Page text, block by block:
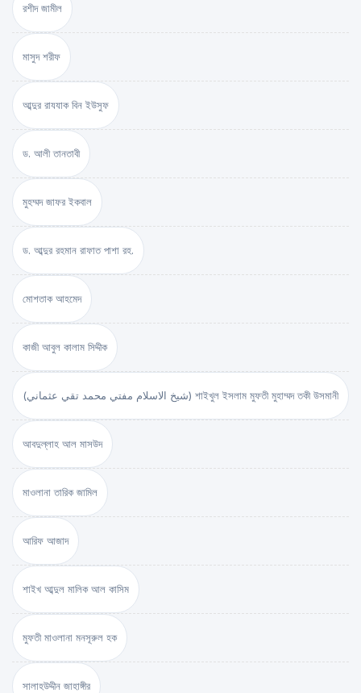
রশীদ জামীল
মাসুদ শরীফ
আব্দুর রাযযাক বিন ইউসুফ
ড. আলী তানতাবী
মুহম্মদ জাফর ইকবাল
ড. আব্দুর রহমান রাফাত পাশা রহ.
মোশতাক আহমেদ
কাজী আবুল কালাম সিদ্দীক
(شيخ الاسلام مفتي محمد تقي عثماني) শাইখুল ইসলাম মুফতী মুহাম্মদ তকী উসমানী
আবদুল্লাহ আল মাসউদ
মাওলানা তারিক জামিল
আরিফ আজাদ
শাইখ আব্দুল মালিক আল কাসিম
মুফতী মাওলানা মনসূরুল হক
সালাহউদ্দীন জাহাঙ্গীর